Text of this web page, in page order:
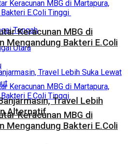
Tengah
Utara
Keracunan MBG di
Mengandung Bakteri E.Coli
Keracunan MBG di
Mengandung Bakteri E.Coli
Travel Lebih
Alternatif